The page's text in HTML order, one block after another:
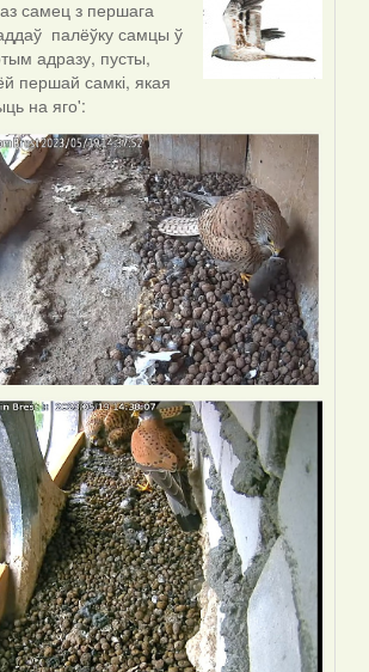
самец з першага
палёўку самцы ў
адразу, пусты,
першай самкі, якая
на яго':